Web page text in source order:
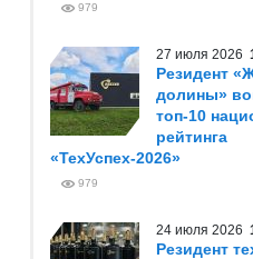
979
27 июля 2026
Резидент
долины»
топ-10
рейтинга
«ТехУспех-2026»
979
24 июля 2026
Резидент